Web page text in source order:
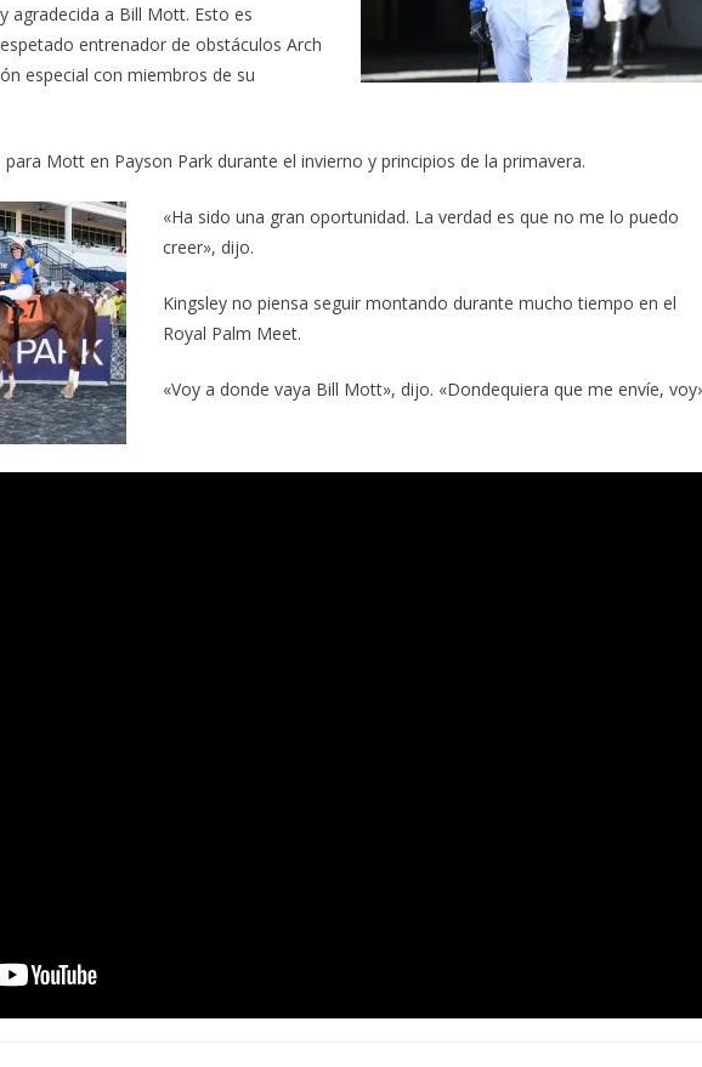
agradecida a Bill Mott. Esto es
entrenador de obstáculos Arch
especial con miembros de su
Mott en Payson Park durante el invierno y principios de la primavera.
«Ha sido una gran oportunidad. La verdad es que no me lo puedo
creer», dijo.
Kingsley no piensa seguir montando durante mucho tiempo en el
Royal Palm Meet.
«Voy a donde vaya Bill Mott», dijo. «Dondequiera que me envíe,